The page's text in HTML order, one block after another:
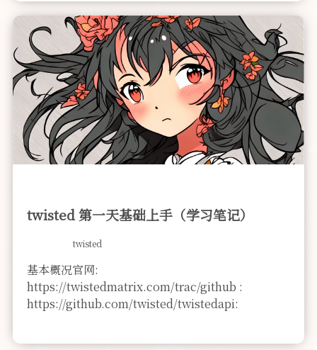
twisted 第一天基础上手（学习笔记）
twisted
基本概况官网:
https://twistedmatrix.com/trac/github :
https://github.com/twisted/twistedapi: